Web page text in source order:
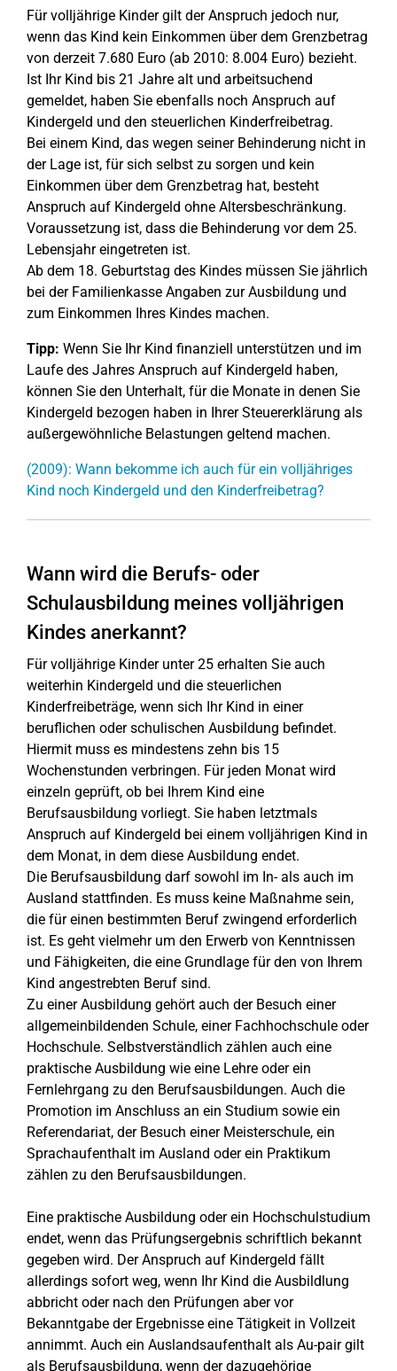
Für volljährige Kinder gilt der Anspruch jedoch nur,
wenn das Kind kein Einkommen über dem Grenzbetrag
von derzeit 7.680 Euro (ab 2010: 8.004 Euro) bezieht.
Ist Ihr Kind bis 21 Jahre alt und arbeitsuchend
gemeldet, haben Sie ebenfalls noch Anspruch auf
Kindergeld und den steuerlichen Kinderfreibetrag.
Bei einem Kind, das wegen seiner Behinderung nicht in
der Lage ist, für sich selbst zu sorgen und kein
Einkommen über dem Grenzbetrag hat, besteht
Anspruch auf Kindergeld ohne Altersbeschränkung.
Voraussetzung ist, dass die Behinderung vor dem 25.
Lebensjahr eingetreten ist.
Ab dem 18. Geburtstag des Kindes müssen Sie jährlich
bei der Familienkasse Angaben zur Ausbildung und
zum Einkommen Ihres Kindes machen.
Tipp: Wenn Sie Ihr Kind finanziell unterstützen und im
Laufe des Jahres Anspruch auf Kindergeld haben,
können Sie den Unterhalt, für die Monate in denen Sie
Kindergeld bezogen haben in Ihrer Steuererklärung als
außergewöhnliche Belastungen geltend machen.
(2009): Wann bekomme ich auch für ein volljähriges
Kind noch Kindergeld und den Kinderfreibetrag?
Wann wird die Berufs- oder
Schulausbildung meines volljährigen
Kindes anerkannt?
Für volljährige Kinder unter 25 erhalten Sie auch
weiterhin Kindergeld und die steuerlichen
Kinderfreibeträge, wenn sich Ihr Kind in einer
beruflichen oder schulischen Ausbildung befindet.
Hiermit muss es mindestens zehn bis 15
Wochenstunden verbringen. Für jeden Monat wird
einzeln geprüft, ob bei Ihrem Kind eine
Berufsausbildung vorliegt. Sie haben letztmals
Anspruch auf Kindergeld bei einem volljährigen Kind in
dem Monat, in dem diese Ausbildung endet.
Die Berufsausbildung darf sowohl im In- als auch im
Ausland stattfinden. Es muss keine Maßnahme sein,
die für einen bestimmten Beruf zwingend erforderlich
ist. Es geht vielmehr um den Erwerb von Kenntnissen
und Fähigkeiten, die eine Grundlage für den von Ihrem
Kind angestrebten Beruf sind.
Zu einer Ausbildung gehört auch der Besuch einer
allgemeinbildenden Schule, einer Fachhochschule oder
Hochschule. Selbstverständlich zählen auch eine
praktische Ausbildung wie eine Lehre oder ein
Fernlehrgang zu den Berufsausbildungen. Auch die
Promotion im Anschluss an ein Studium sowie ein
Referendariat, der Besuch einer Meisterschule, ein
Sprachaufenthalt im Ausland oder ein Praktikum
zählen zu den Berufsausbildungen.
Eine praktische Ausbildung oder ein Hochschulstudium
endet, wenn das Prüfungsergebnis schriftlich bekannt
gegeben wird. Der Anspruch auf Kindergeld fällt
allerdings sofort weg, wenn Ihr Kind die Ausbildlung
abbricht oder nach den Prüfungen aber vor
Bekanntgabe der Ergebnisse eine Tätigkeit in Vollzeit
annimmt. Auch ein Auslandsaufenthalt als Au-pair gilt
als Berufsausbildung, wenn der dazugehörige